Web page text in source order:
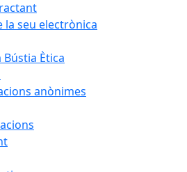
seu electrònica
Bústia Ètica
anònimes